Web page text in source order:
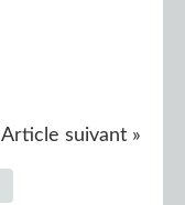
Article suivant »